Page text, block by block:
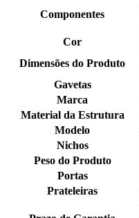
Componentes
Cor
Dimensões do Produto
Gavetas
Marca
Material da Estrutura
Modelo
Nichos
Peso do Produto
Portas
Prateleiras